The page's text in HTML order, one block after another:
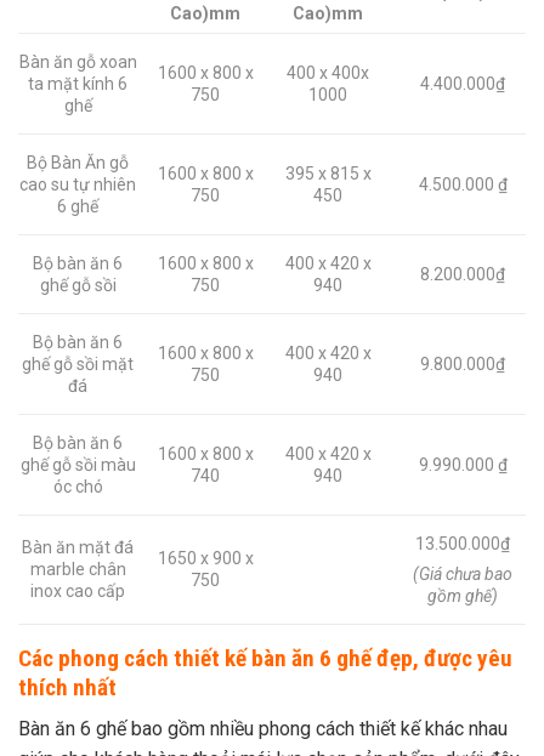
Cao)mm
Cao)mm
Bàn ăn gỗ xoan
ta mặt kính 6
ghế
1600 x 800 x
750
400 x 400x
1000
4.400.000₫
Bộ Bàn Ăn gỗ
cao su tự nhiên
6 ghế
1600 x 800 x
750
395 x 815 x
450
4.500.000 ₫
Bộ bàn ăn 6
ghế gỗ sồi
1600 x 800 x
750
400 x 420 x
940
8.200.000₫
Bộ bàn ăn 6
ghế gỗ sồi mặt
đá
1600 x 800 x
750
400 x 420 x
940
9.800.000₫
Bộ bàn ăn 6
ghế gỗ sồi màu
óc chó
1600 x 800 x
740
400 x 420 x
940
9.990.000 ₫
Bàn ăn mặt đá
marble chân
inox cao cấp
1650 x 900 x
750
13.500.000₫
(Giáchưa bao
gồm ghế)
Các phong cách thiết kế bàn ăn 6 ghế đẹp, được yêu
thích nhất
Bàn ăn 6 ghế bao gồm nhiều phong cách thiết kế khác nhau